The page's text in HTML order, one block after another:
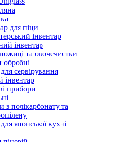
для піци
інвентар
інвентар
та овочечистки
сервірування
інвентар
прибори
з полікарбонату та
японської кухні